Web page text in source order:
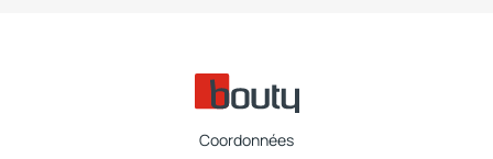
Coordonnées